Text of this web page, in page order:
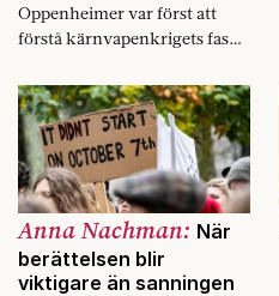
Oppenheimer var först att
förstå kärnvapenkrigets fasor.
skildrat dem.
Anna Nachman: När
berättelsen blir
viktigare än sanningen